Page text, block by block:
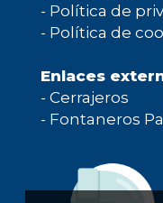
- Política de
- Política de
Enlaces
- Cerrajeros
- Fontaneros